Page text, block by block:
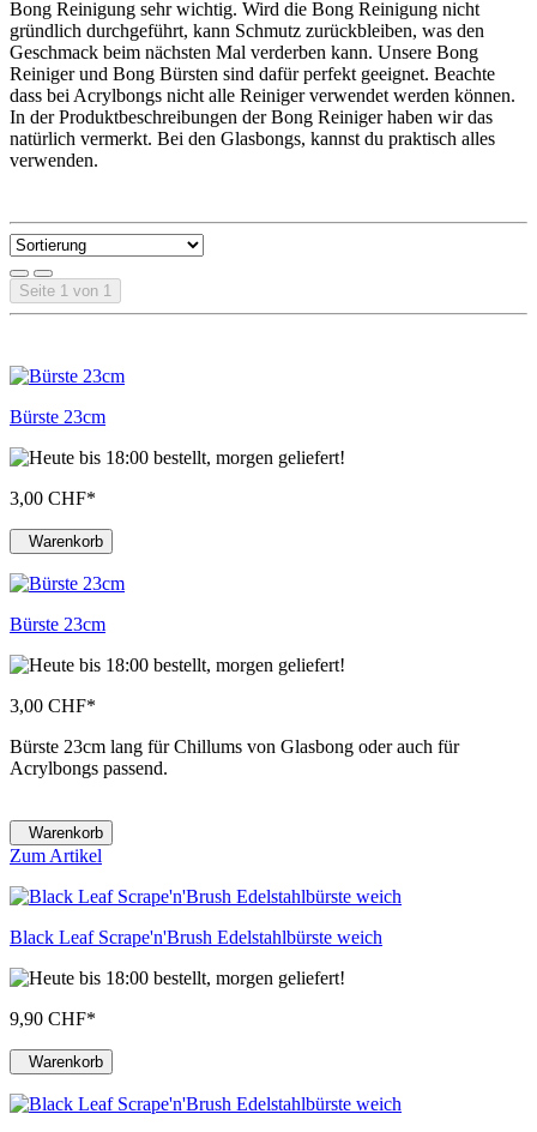
Bong Reinigung sehr wichtig. Wird die Bong Reinigung nicht
gründlich durchgeführt, kann Schmutz zurückbleiben, was den
Geschmack beim nächsten Mal verderben kann. Unsere Bong
Reiniger und Bong Bürsten sind dafür perfekt geeignet. Beachte
dass bei Acrylbongs nicht alle Reiniger verwendet werden können.
In der Produktbeschreibungen der Bong Reiniger haben wir das
natürlich vermerkt. Bei den Glasbongs, kannst du praktisch alles
verwenden.
Seite 1 von 1
Bürste 23cm
3,00 CHF*
Warenkorb
Bürste 23cm
3,00 CHF*
Bürste 23cm lang für Chillums von Glasbong oder auch für
Acrylbongs passend.
Warenkorb
Zum Artikel
Black Leaf Scrape'n'Brush Edelstahlbürste weich
9,90 CHF*
Warenkorb